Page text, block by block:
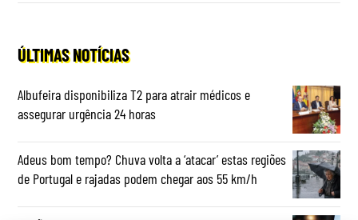
ÚLTIMAS NOTÍCIAS
Albufeira disponibiliza T2 para atrair médicos e
assegurar urgência 24 horas
Adeus bom tempo? Chuva volta a ‘atacar’ estas regiões
de Portugal e rajadas podem chegar aos 55 km/h